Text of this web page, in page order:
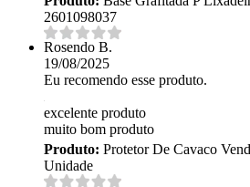
2601098037
Rosendo B.
19/08/2025
Eu recomendo esse produto.
excelente produto
muito bom produto
Produto: Protetor De Cavaco
Unidade